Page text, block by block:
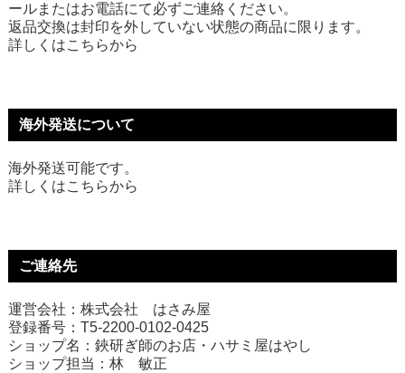
ールまたはお電話にて必ずご連絡ください。
返品交換は封印を外していない状態の商品に限ります。
詳しくはこちらから
海外発送について
海外発送可能です。
詳しくはこちらから
ご連絡先
運営会社：株式会社 はさみ屋
登録番号：T5-2200-0102-0425
ショップ名：鋏研ぎ師のお店・ハサミ屋はやし
ショップ担当：林 敏正